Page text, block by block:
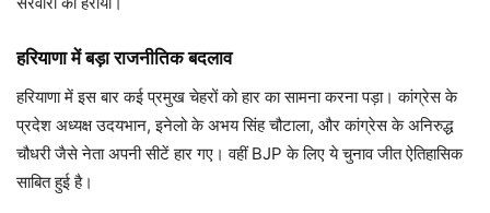
हरियाणा में बड़ा राजनीतिक बदलाव
हरियाणा में इस बार कई प्रमुख चेहरों को हार का सामना करना पड़ा। कांग्रेस के
प्रदेश अध्यक्ष उदयभान, इनेलो के अभय सिंह चौटाला, और कांग्रेस के अनिरुद्ध
चौधरी जैसे नेता अपनी सीटें हार गए। वहीं BJP के लिए ये चुनाव जीत ऐतिहासिक
साबित हुई है।